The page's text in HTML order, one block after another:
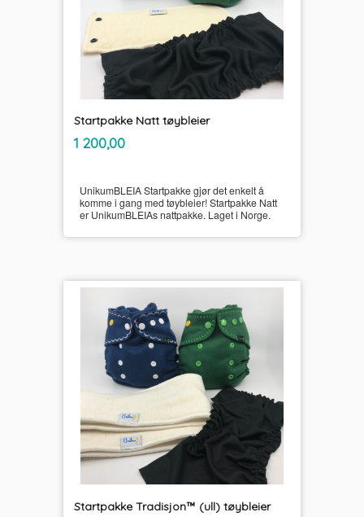
Startpakke Natt tøybleier
Pris
1 200,00mva.
UnikumBLEIA Startpakke gjør det enkelt å
komme i gang med tøybleier! Startpakke Natt
er UnikumBLEIAs nattpakke. Laget i Norge.
Startpakke Tradisjon™ (ull) tøybleier